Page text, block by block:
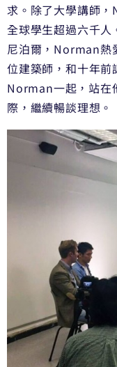
求。除了大學講師
全球學生超過六千人
尼泊爾，Norman熱
位建築師，和十年
Norman一起，站在
際，繼續暢談理想。